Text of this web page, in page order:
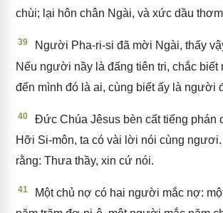
chùi; lại hôn chân Ngài, và xức dầu
39
Người Pha-ri-si đã mời Ngài, thấy
Nếu người nầy là đấng tiên tri, chắc
đến mình đó là ai, cùng biết ấy là người
40
Đức Chúa Jêsus bèn cất tiếng phán
Hỡi Si-môn, ta có vài lời nói cùng
rằng: Thưa thầy, xin cứ nói.
41
Một chủ nợ có hai người mắc nợ: